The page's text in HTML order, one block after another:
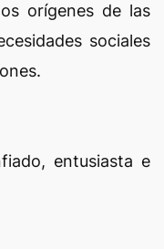
orígenes de las
sociales
entusiasta e